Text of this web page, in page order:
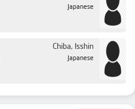
Japanese
Chiba, Isshin
Japanese